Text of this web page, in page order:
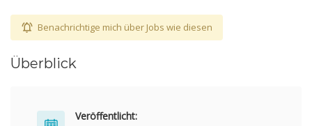
Benachrichtige mich über Jobs wie diesen
Überblick
Veröffentlicht: